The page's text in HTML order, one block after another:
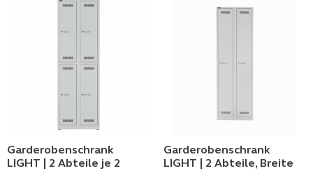
Garderobenschrank
LIGHT | 2 Abteile je 2
Garderobenschrank
LIGHT | 2 Abteile, Breite